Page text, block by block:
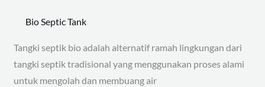
Bio Septic Tank
Tangki septik bio adalah alternatif ramah lingkungan dari
tangki septik tradisional yang menggunakan proses alami
untuk mengolah dan membuang air